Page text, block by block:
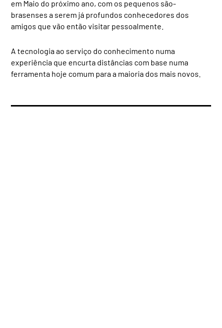
em Maio do próximo ano, com os pequenos são-
brasenses a serem já profundos conhecedores dos
amigos que vão então visitar pessoalmente.
A tecnologia ao serviço do conhecimento numa
experiência que encurta distâncias com base numa
ferramenta hoje comum para a maioria dos mais novos.